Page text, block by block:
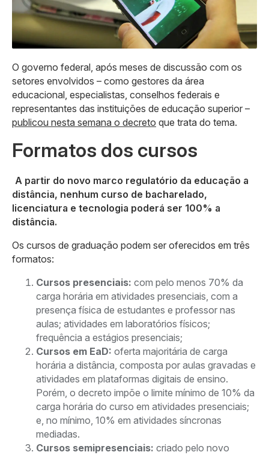
O governo federal, após meses de discussão com os
setores envolvidos – como gestores da área
educacional, especialistas, conselhos federais e
representantes das instituições de educação superior –
publicou nesta semana o decreto que trata do tema.
Formatos dos cursos
A partir do novo marco regulatório da educação a
distância, nenhum curso de bacharelado,
licenciatura e tecnologia poderá ser 100% a
distância.
Os cursos de graduação podem ser oferecidos em três
formatos:
Cursos presenciais: com pelo menos 70% da
carga horária em atividades presenciais, com a
presença física de estudantes e professor nas
aulas; atividades em laboratórios físicos;
frequência a estágios presenciais;
Cursos em EaD: oferta majoritária de carga
horária a distância, composta por aulas gravadas e
atividades em plataformas digitais de ensino.
Porém, o decreto impõe o limite mínimo de 10% da
carga horária do curso em atividades presenciais;
e, no mínimo, 10% em atividades síncronas
mediadas.
Cursos semipresenciais: criado pelo novo